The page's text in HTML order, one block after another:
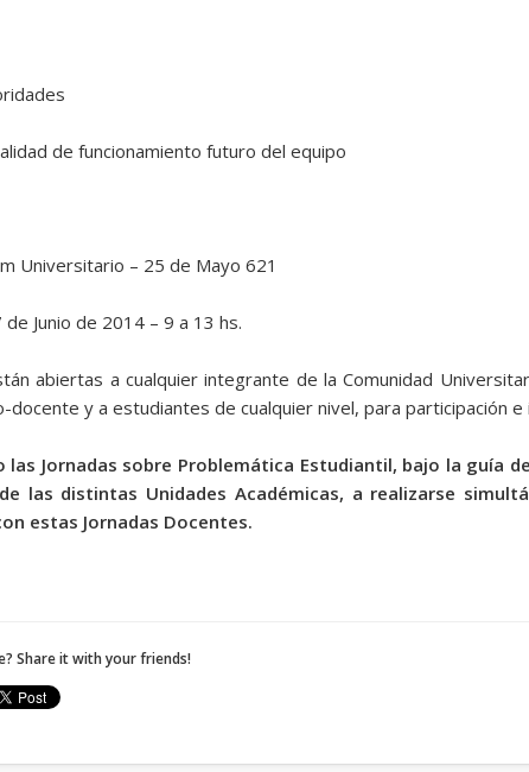
de funcionamiento futuro del equipo
Universitario – 25 de Mayo 621
Junio de 2014 – 9 a 13 hs.
abiertas a cualquier integrante de la Comunidad
docente y a estudiantes de cualquier nivel, para participación e
las Jornadas sobre Problemática Estudiantil, bajo la guía
las distintas Unidades Académicas, a realizarse
estas Jornadas Docentes.
Share it with your friends!